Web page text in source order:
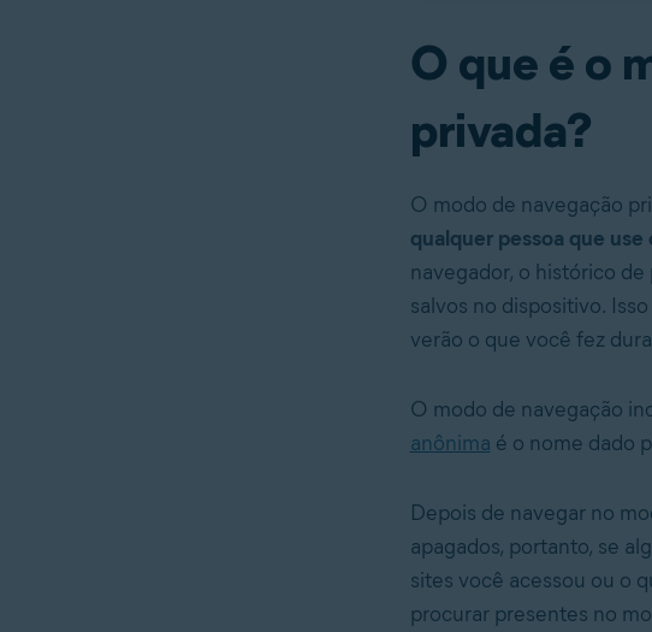
O que é o
privada?
O modo de navegação
qualquer pessoa que
navegador, o histórico de
salvos no dispositivo.
verão o que você fez
O modo de navegação
anônima é o nome dado
Depois de navegar no
apagados, portanto, se
sites você acessou ou o
procurar presentes no